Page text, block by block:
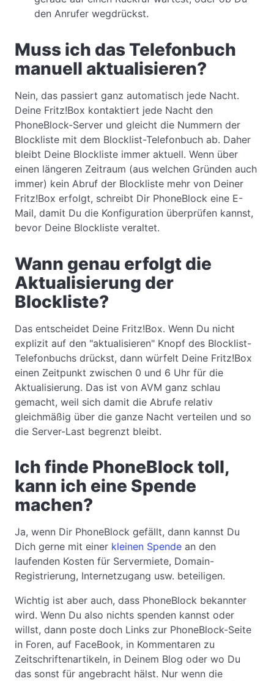
den Anrufer wegdrückst.
Muss ich das Telefonbuch
manuell aktualisieren?
Nein, das passiert ganz automatisch jede Nacht.
Deine Fritz!Box kontaktiert jede Nacht den
PhoneBlock-Server und gleicht die Nummern der
Blockliste mit dem Blocklist-Telefonbuch ab. Daher
bleibt Deine Blockliste immer aktuell. Wenn über
einen längeren Zeitraum (aus welchen Gründen auch
immer) kein Abruf der Blockliste mehr von Deiner
Fritz!Box erfolgt, schreibt Dir PhoneBlock eine E-
Mail, damit Du die Konfiguration überprüfen kannst,
bevor Deine Blockliste veraltet.
Wann genau erfolgt die
Aktualisierung der
Blockliste?
Das entscheidet Deine Fritz!Box. Wenn Du nicht
explizit auf den "aktualisieren" Knopf des Blocklist-
Telefonbuchs drückst, dann würfelt Deine Fritz!Box
einen Zeitpunkt zwischen 0 und 6 Uhr für die
Aktualisierung. Das ist von AVM ganz schlau
gemacht, weil sich damit die Abrufe relativ
gleichmäßig über die ganze Nacht verteilen und so
die Server-Last begrenzt bleibt.
Ich finde PhoneBlock toll,
kann ich eine Spende
machen?
Ja, wenn Dir PhoneBlock gefällt, dann kannst Du
Dich gerne mit einer kleinen Spende an den
laufenden Kosten für Servermiete, Domain-
Registrierung, Internetzugang usw. beteiligen.
Wichtig ist aber auch, dass PhoneBlock bekannter
wird. Wenn Du also nichts spenden kannst oder
willst, dann poste doch Links zur PhoneBlock-Seite
in Foren, auf FaceBook, in Kommentaren zu
Zeitschriftenartikeln, in Deinem Blog oder wo Du
das sonst für angebracht hälst. Nur wenn die